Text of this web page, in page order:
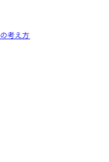
考え方